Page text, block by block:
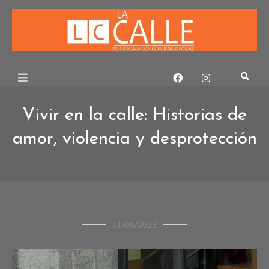
Skip
Vivir en la calle: Historias de
amor, violencia y desprotección
CRÓNICAS
DE
01/06/2023